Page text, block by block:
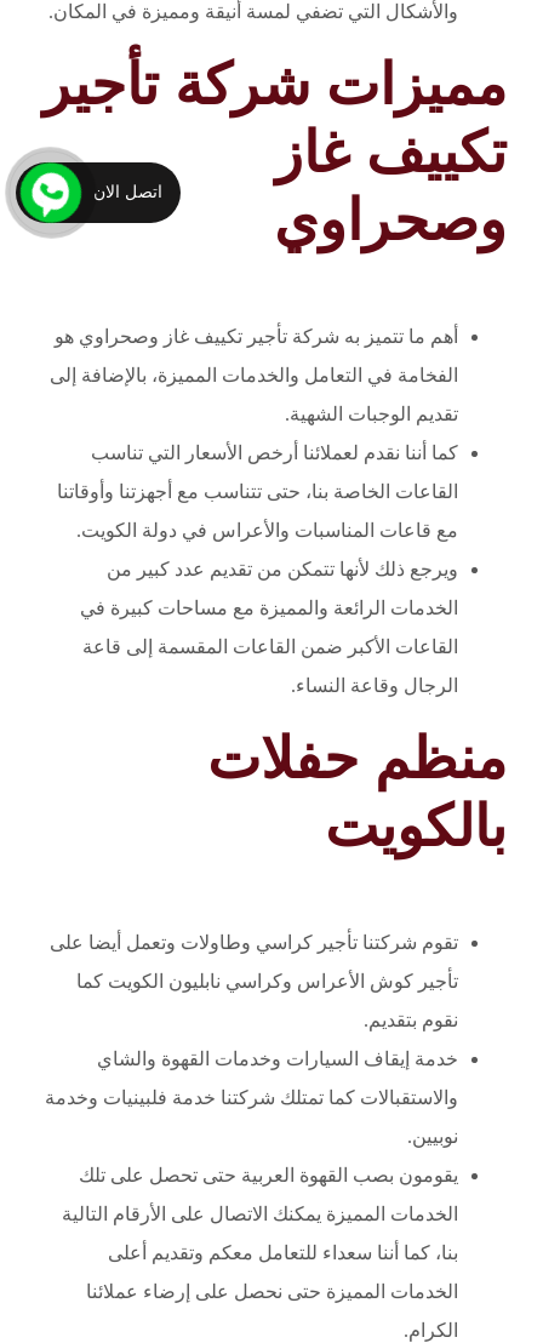
والأشكال التي تضفي لمسة أنيقة ومميزة في المكان.
مميزات شركة تأجير
تكييف غاز
وصحراوي
أهم ما تتميز به شركة تأجير تكييف غاز وصحراوي هو
الفخامة في التعامل والخدمات المميزة، بالإضافة إلى
تقديم الوجبات الشهية.
كما أننا نقدم لعملائنا أرخص الأسعار التي تناسب
القاعات الخاصة بنا، حتى تتناسب مع أجهزتنا وأوقاتنا
مع قاعات المناسبات والأعراس في دولة الكويت.
ويرجع ذلك لأنها تتمكن من تقديم عدد كبير من
الخدمات الرائعة والمميزة مع مساحات كبيرة في
القاعات الأكبر ضمن القاعات المقسمة إلى قاعة
الرجال وقاعة النساء.
منظم حفلات
بالكويت
تقوم شركتنا تأجير كراسي وطاولات وتعمل أيضا على
تأجير كوش الأعراس وكراسي نابليون الكويت كما
نقوم بتقديم.
خدمة إيقاف السيارات وخدمات القهوة والشاي
والاستقبالات كما تمتلك شركتنا خدمة فلبينيات وخدمة
نوبيين.
يقومون بصب القهوة العربية حتى تحصل على تلك
الخدمات المميزة يمكنك الاتصال على الأرقام التالية
بنا، كما أننا سعداء للتعامل معكم وتقديم أعلى
الخدمات المميزة حتى نحصل على إرضاء عملائنا
الكرام.
اتصل الان